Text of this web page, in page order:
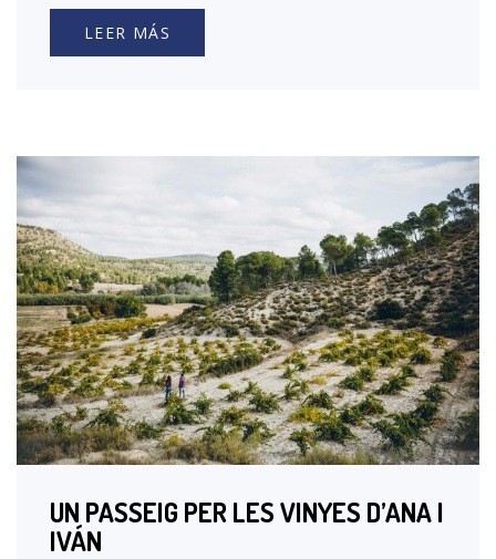
LEER MÁS
UN PASSEIG PER LES VINYES D’ANA I
IVÁN